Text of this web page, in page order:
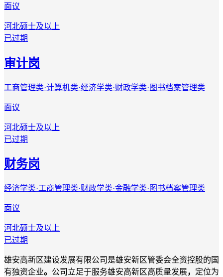
面议
河北硕士及以上
已过期
审计岗
工商管理类·计算机类·经济学类·财政学类·图书档案管理类
面议
河北硕士及以上
已过期
财务岗
经济学类·工商管理类·财政学类·金融学类·图书档案管理类
面议
河北硕士及以上
已过期
雄安高新区建设发展有限公司是雄安新区管委会全资控股的国
有独资企业。 公司立足于服务雄安高新区高质量发展， 定位为